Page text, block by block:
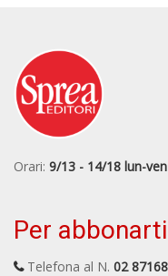
Orari: 9/13 - 14/18 lun-ven
Per abbonarti
Telefona al N. 02